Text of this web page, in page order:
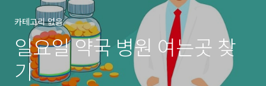
카테고리 없음
일요일 약국 병원 여는곳 찾
기